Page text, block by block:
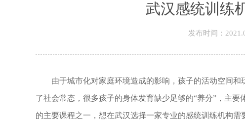
武汉感统训练
发布时间：
由于城市化对家庭环境造成的影响，孩子的活动空间和
了社会常态，很多孩子的身体发育缺少足够的“养分”，主要
的主要课程之一，想在武汉选择一家专业的感统训练机构需